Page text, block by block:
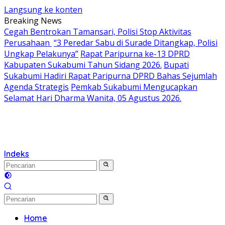
Langsung ke konten
Breaking News
Cegah Bentrokan Tamansari, Polisi Stop Aktivitas
Perusahaan “3 Peredar Sabu di Surade Ditangkap, Polisi
Ungkap Pelakunya” Rapat Paripurna ke-13 DPRD
Kabupaten Sukabumi Tahun Sidang 2026. Bupati
Sukabumi Hadiri Rapat Paripurna DPRD Bahas Sejumlah
Agenda Strategis Pemkab Sukabumi Mengucapkan
Selamat Hari Dharma Wanita, 05 Agustus 2026.
Indeks
Home